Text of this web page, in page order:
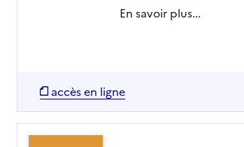
En savoir plus...
accès en ligne